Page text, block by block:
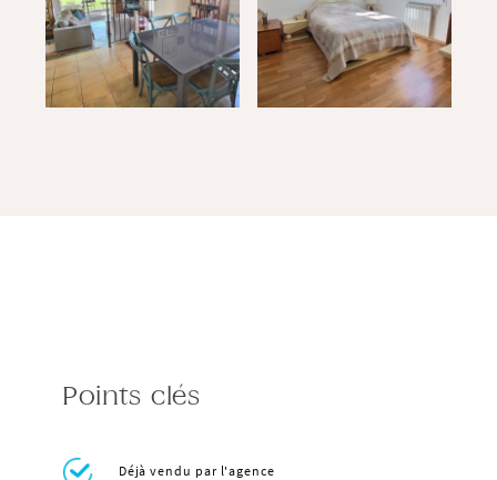
Points clés
Déjà vendu par l'agence